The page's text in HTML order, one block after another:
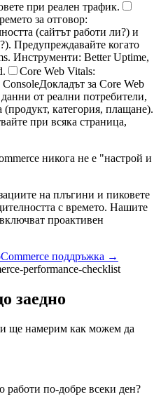
при реален трафик.
за отговор:
(сайтът работи ли?) и
Предупреждавайте когато
Инструменти: Better Uptime,
Core Web Vitals:
ConsoleДокладът за Core Web
от реални потребители,
категория, плащане).
при всяка страница,
никога не е "настрой и
на плъгини и пиковете
с времето. Нашите
проактивен
поддръжка →
performance-checklist
заедно
ще намерим как можем да
работи по-добре всеки ден?